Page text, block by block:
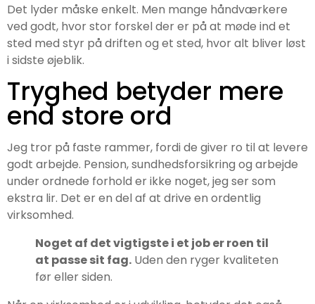
Det lyder måske enkelt. Men mange håndværkere
ved godt, hvor stor forskel der er på at møde ind et
sted med styr på driften og et sted, hvor alt bliver løst
i sidste øjeblik.
Tryghed betyder mere
end store ord
Jeg tror på faste rammer, fordi de giver ro til at levere
godt arbejde. Pension, sundhedsforsikring og arbejde
under ordnede forhold er ikke noget, jeg ser som
ekstra lir. Det er en del af at drive en ordentlig
virksomhed.
Noget af det vigtigste i et job er roen til
at passe sit fag. Uden den ryger kvaliteten
før eller siden.